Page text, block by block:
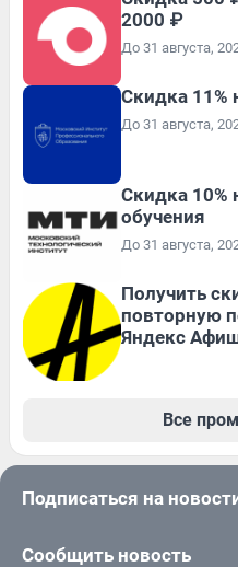
2000 ₽
До 31 августа,
Скидка 11%
До 31 августа,
Скидка 10%
обучения
До 31 августа,
Получить
повторную
Яндекс
Все
Подписаться на
Сообщить новость